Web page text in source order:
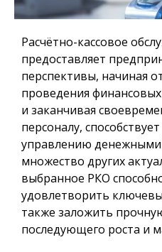
Расчётно-кассовое
предоставляет
перспективы, начиная
проведения
и заканчивая
персоналу,
управлению
множество других
выбранное РКО
удовлетворить
также заложить
последующего роста и